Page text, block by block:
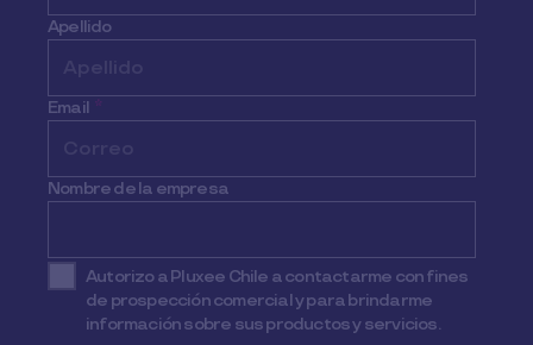
Apellido
Email *
Nombre de la empresa
Autorizo a Pluxee Chile a contactarme con fines
de prospección comercial y para brindarme
información sobre sus productos y servicios.